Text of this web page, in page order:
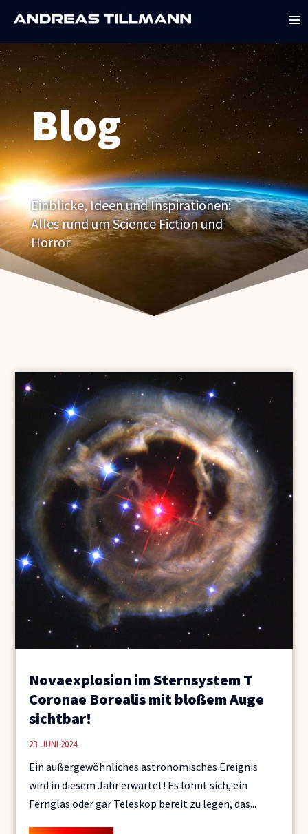
Blog
Einblicke, Ideen und Inspirationen:
Alles rund um Science Fiction und
Horror
Novaexplosion im Sternsystem T
Coronae Borealis mit bloßem Auge
sichtbar!
23. JUNI 2024
Ein außergewöhnliches astronomisches Ereignis
wird in diesem Jahr erwartet! Es lohnt sich, ein
Fernglas oder gar Teleskop bereit zu legen, das...